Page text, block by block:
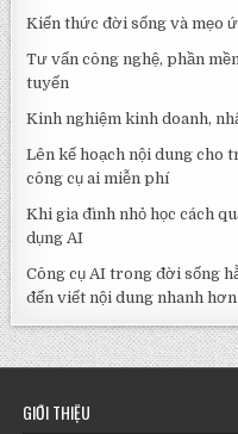
Kiến thức đời sống và mẹo
Tư vấn công nghệ, phần
tuyến
Kinh nghiệm kinh doanh,
Lên kế hoạch nội dung cho
công cụ ai miễn phí
Khi gia đình nhỏ học cách
dụng AI
Công cụ AI trong đời sống
đến viết nội dung nhanh hơn
GIỚI THIỆU